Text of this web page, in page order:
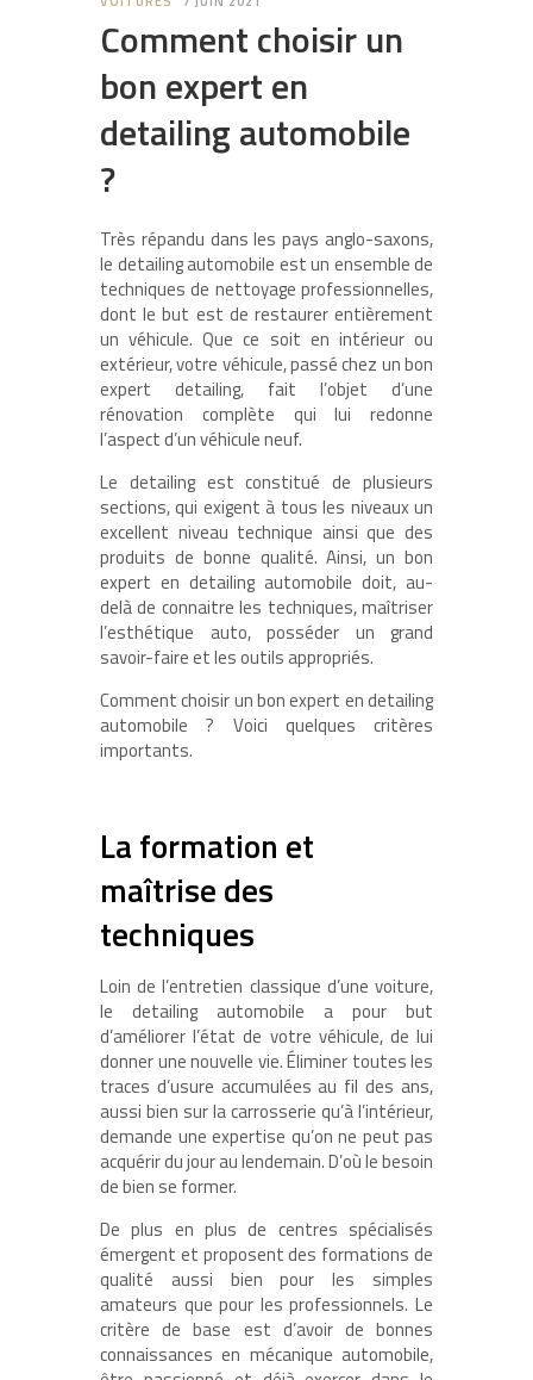
Comment choisir un
bon expert en
detailing automobile
?
Très répandu dans les pays anglo-saxons,
le detailing automobile est un ensemble de
techniques de nettoyage professionnelles,
dont le but est de restaurer entièrement
un véhicule. Que ce soit en intérieur ou
extérieur, votre véhicule, passé chez un bon
expert detailing, fait l’objet d’une
rénovation complète qui lui redonne
l’aspect d’un véhicule neuf.
Le detailing est constitué de plusieurs
sections, qui exigent à tous les niveaux un
excellent niveau technique ainsi que des
produits de bonne qualité. Ainsi, un bon
expert en detailing automobile doit, au-
delà de connaitre les techniques, maîtriser
l’esthétique auto, posséder un grand
savoir-faire et les outils appropriés.
Comment choisir un bon expert en detailing
automobile ? Voici quelques critères
importants.
La formation et
maîtrise des
techniques
Loin de l’entretien classique d’une voiture,
le detailing automobile a pour but
d’améliorer l’état de votre véhicule, de lui
donner une nouvelle vie. Éliminer toutes les
traces d’usure accumulées au fil des ans,
aussi bien sur la carrosserie qu’à l’intérieur,
demande une expertise qu’on ne peut pas
acquérir du jour au lendemain. D’où le besoin
de bien se former.
De plus en plus de centres spécialisés
émergent et proposent des formations de
qualité aussi bien pour les simples
amateurs que pour les professionnels. Le
critère de base est d’avoir de bonnes
connaissances en mécanique automobile,